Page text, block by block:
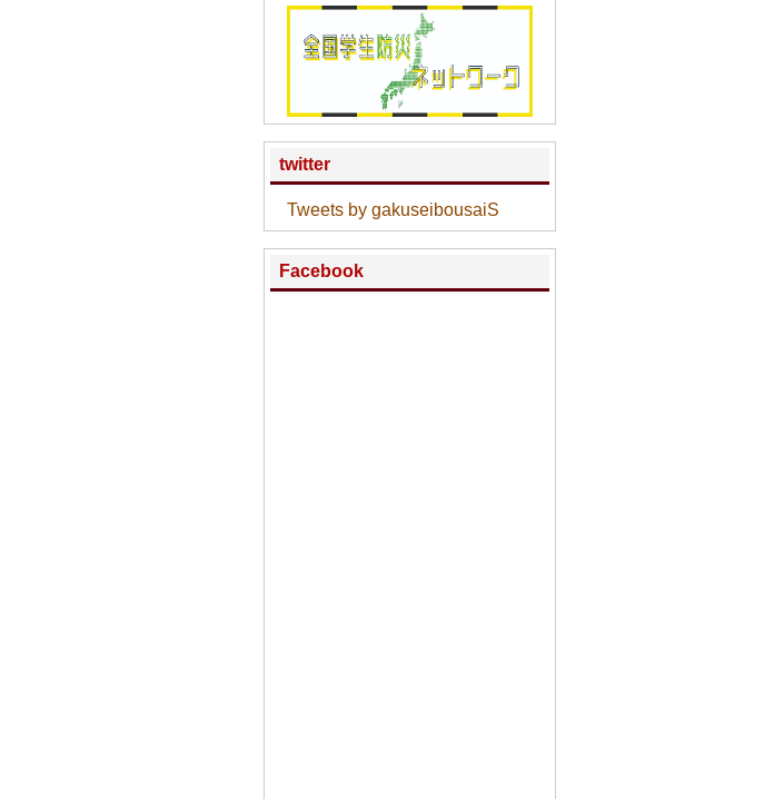
twitter
Tweets by gakuseibousaiS
Facebook